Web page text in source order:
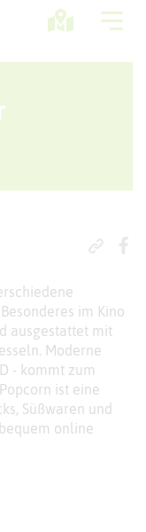
im Kino
ausgestattet mit
Moderne
- kommt zum
ist eine
Süßwaren und
online